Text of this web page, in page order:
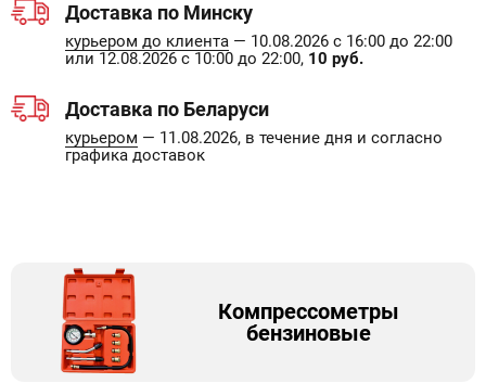
Доставка по Минску
курьером до клиента — 10.08.2026 с 16:00 до 22:00
или 12.08.2026 с 10:00 до 22:00, 10 руб.
Доставка по Беларуси
курьером — 11.08.2026, в течение дня и согласно
графика доставок
Компрессометры
бензиновые